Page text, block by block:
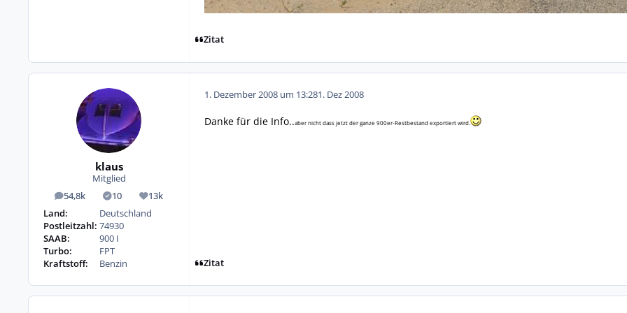
Zitat
klaus
Mitglied
54,8k
Beiträge 10
Lösungen13k
Reputation
Land:
Deutschland
Postleitzahl: 74930
SAAB:
900 I
Turbo:
FPT
Kraftstoff:
Benzin
1. Dezember 2008 um 13:281. Dez 2008
Danke für die Info..aber nicht dass jetzt der ganze 900er-Restbestand exportiert wird.
Zitat